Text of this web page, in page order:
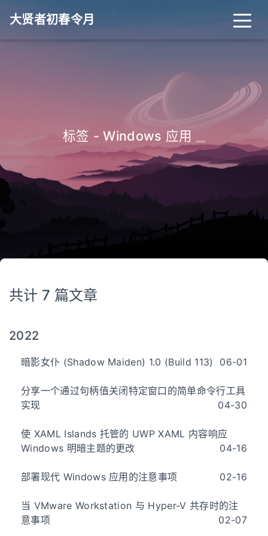
大贤者初春令月
标签 - Windows 应用
共计 7 篇文章
2022
暗影女仆 (Shadow Maiden) 1.0 (Build 113) 06-01
分享一个通过句柄值关闭特定窗口的简单命令行工具
实现
04-30
使 XAML Islands 托管的 UWP XAML 内容响应
Windows 明暗主题的更改
04-16
部署现代 Windows 应用的注意事项 02-16
当 VMware Workstation 与 Hyper-V 共存时的注
意事项
02-07